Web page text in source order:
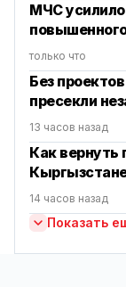
МЧС усилило
только что
Без
пресекли
13 часов назад
Как вернуть
14 часов назад
Показать